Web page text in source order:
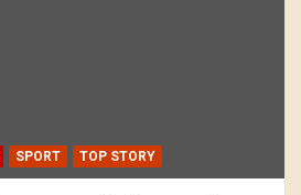
SPORT TOP STORY